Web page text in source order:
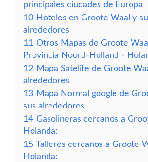
principales ciudades de Europa
10 Hoteles en Groote Waal y
alrededores
11 Otros Mapas de Groote
Provincia Noord-Holland -
12 Mapa Satelite de Groote
alrededores
13 Mapa Normal google de
sus alrededores
14 Gasolineras cercanos a
Holanda:
15 Talleres cercanos a Groote
Holanda: